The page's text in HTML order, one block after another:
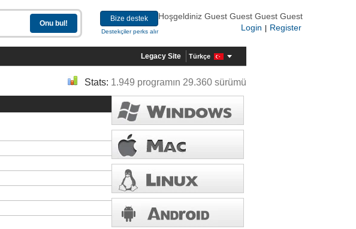
Bize destek
Destekçiler perks alır
Hoşgeldiniz Guest Guest Guest Guest
Login
Register
Legacy Site Türkçe
Stats: 1.949 programın 29.360 sürümü